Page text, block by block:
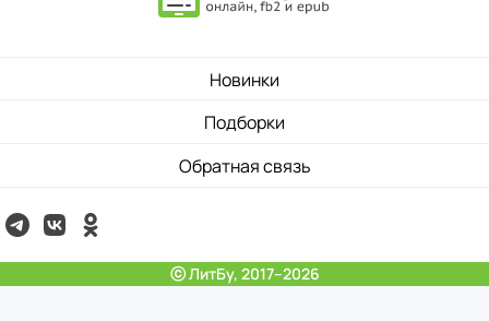
Новинки
Подборки
Обратная связь
ⓒ ЛитБу, 2017–2026